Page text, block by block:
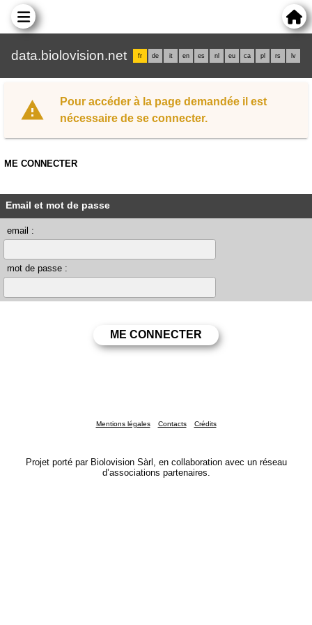
data.biolovision.net fr de it en es nl eu ca pl rs lv
Pour accéder à la page demandée il est
nécessaire de se connecter.
ME CONNECTER
Email et mot de passe
email :
mot de passe :
Mentions légales Contacts Crédits
Projet porté par Biolovision Sàrl, en collaboration avec un réseau
d’associations partenaires.